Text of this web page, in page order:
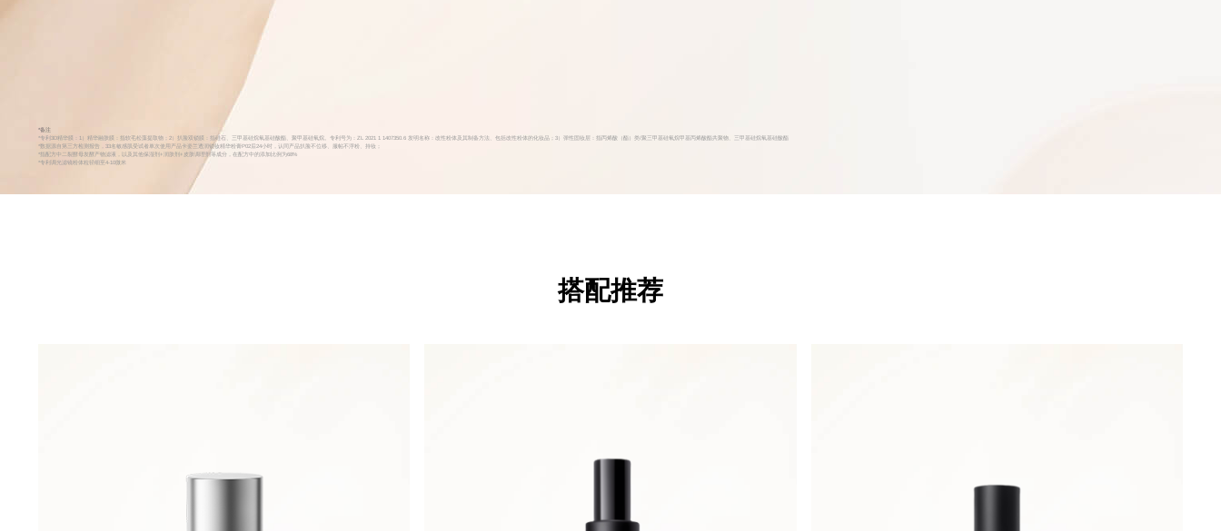
*备注
*专利3D精华膜：1）精华融肤膜：指软毛松藻提取物；2）扒脸双锁膜：指硅石、三甲基硅烷氧基硅酸酯、聚甲基硅氧烷。专利号为：ZL 2021 1 1407350.6 发明名称：改性粉体及其制备方法、包括改性粉体的化妆品；3）弹性固妆层：指丙烯酸（酯）类/聚三甲基硅氧烷甲基丙烯酸酯共聚物、三甲基硅烷氧基硅酸酯
*数据源自第三方检测报告，33名敏感肌受试者单次使用产品卡姿兰透润锁妆精华粉膏P02后24小时，认同产品扒脸不位移、服帖不浮粉、持妆；
*指配方中二裂酵母发酵产物滤液，以及其他保湿剂+润肤剂+皮肤调理剂等成分，在配方中的添加比例为68%
*专利调光滤镜粉体粒径细至4-10微米
搭配推荐